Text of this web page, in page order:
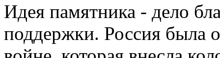
Идея памятника - дело
поддержки. Россия была